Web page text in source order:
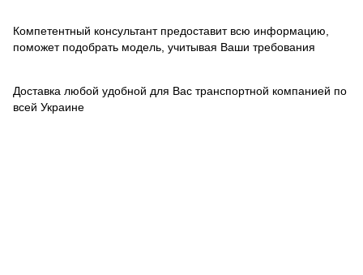
Компетентный консультант предоставит всю информацию,
поможет подобрать модель, учитывая Ваши требования
Доставка любой удобной для Вас транспортной компанией по
всей Украине